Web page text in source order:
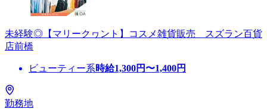
未経験◎【マリークヮント】コスメ雑貨販売 スズラン百貨
店前橋
ビューティー系時給1,300円〜1,400円
勤務地